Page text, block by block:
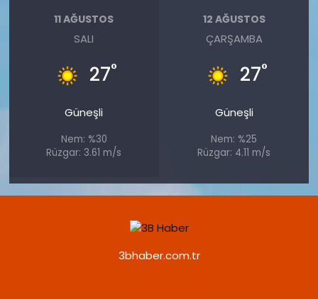
11 AĞUSTOS
SALI
27°
Güneşli
Nem: %30
Rüzgar: 3.61 m/s
12 AĞUSTOS
ÇARŞAMBA
27°
Güneşli
Nem: %25
Rüzgar: 4.11 m/s
3bhaber.com.tr